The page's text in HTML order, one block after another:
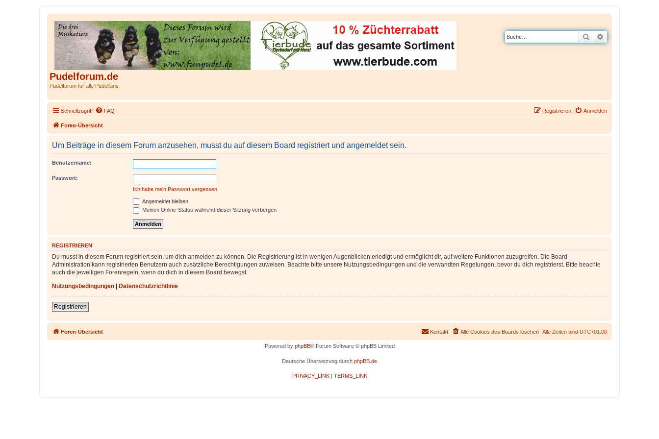
Pudelforum.de
Pudelforum für alle Pudelfans
Suche
Schnellzugriff FAQ Anmelden
Registrieren
Foren-Übersicht
Um Beiträge in diesem Forum anzusehen, musst du auf diesem Board registriert und angemeldet sein.
Benutzername:
Passwort:
Ich habe mein Passwort vergessen
Angemeldet bleiben
Meinen Online-Status während dieser Sitzung verbergen
REGISTRIEREN
Du musst in diesem Forum registriert sein, um dich anmelden zu können. Die Registrierung ist in wenigen Augenblicken erledigt und ermöglicht dir, auf weitere Funktionen zuzugreifen. Die Board-
Administration kann registrierten Benutzern auch zusätzliche Berechtigungen zuweisen. Beachte bitte unsere Nutzungsbedingungen und die verwandten Regelungen, bevor du dich registrierst. Bitte beachte
auch die jeweiligen Forenregeln, wenn du dich in diesem Board bewegst.
Nutzungsbedingungen
Datenschutzrichtlinie
Registrieren
Foren-Übersicht Alle Zeiten sind UTC+01:00
Alle Cookies des Boards löschen
Kontakt
Powered by phpBB® Forum Software © phpBB Limited
Deutsche Übersetzung durch phpBB.de
PRIVACY_LINK| TERMS_LINK